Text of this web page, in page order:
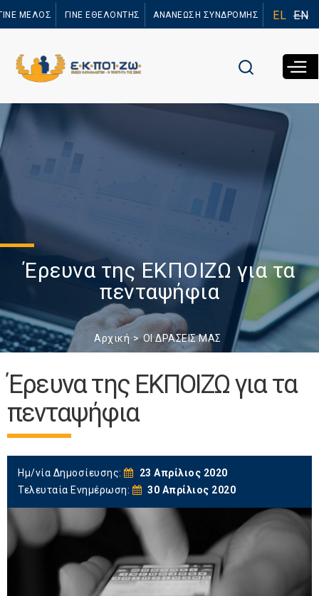
προς το
ΜΕΛΟΣ ΓΙΝΕ ΕΘΕΛΟΝΤΗΣ ΑΝΑΝΕΩΣΗ ΣΥΝΔΡΟΜΗΣ EL EN
Έρευνα της ΕΚΠΟΙΖΩ για τα
πενταψήφια
Αρχική ΟΙ ΔΡΑΣΕΙΣ ΜΑΣ
Έρευνα της ΕΚΠΟΙΖΩ για τα
πενταψήφια
Ημ/νία Δημοσίευσης:
23 Απρίλιος 2020
Τελευταία Ενημέρωση:
30 Απρίλιος 2020